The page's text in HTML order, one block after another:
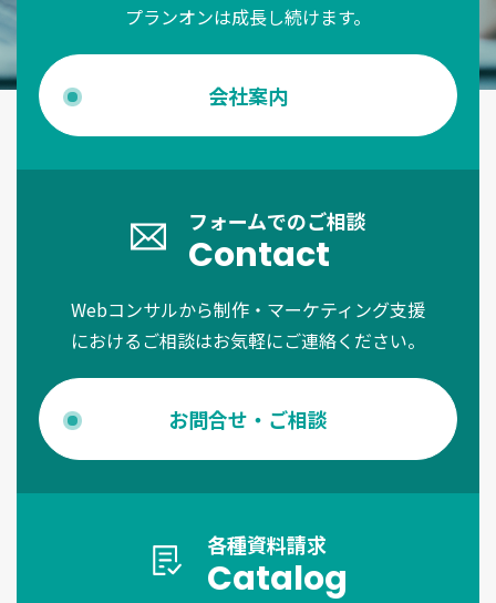
プランオンは成長し続けます。
会社案内
フォームでのご相談
Contact
Webコンサルから制作・マーケティング支援
におけるご相談はお気軽にご連絡ください。
お問合せ・ご相談
各種資料請求
Catalog